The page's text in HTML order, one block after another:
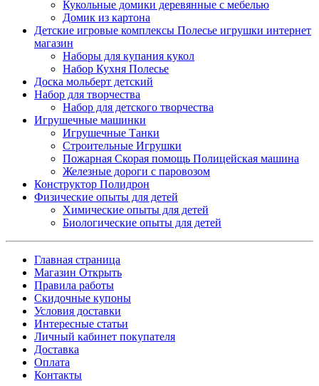
Кукольные домики деревянные с мебелью
Домик из картона
Детские игровые комплексы Полесье игрушки интернет
магазин
Наборы для купания кукол
Набор Кухня Полесье
Доска мольберт детский
Набор для творчества
Набор для детского творчества
Игрушечные машинки
Игрушечные Танки
Строительные Игрушки
Пожарная Скорая помощь Полицейская машина
Железные дороги с паровозом
Конструктор Полидрон
Физические опыты для детей
Химические опыты для детей
Биологические опыты для детей
Главная страница
Магазин Открыть
Правила работы
Скидочные купоны
Условия доставки
Интересные статьи
Личный кабинет покупателя
Доставка
Оплата
Контакты